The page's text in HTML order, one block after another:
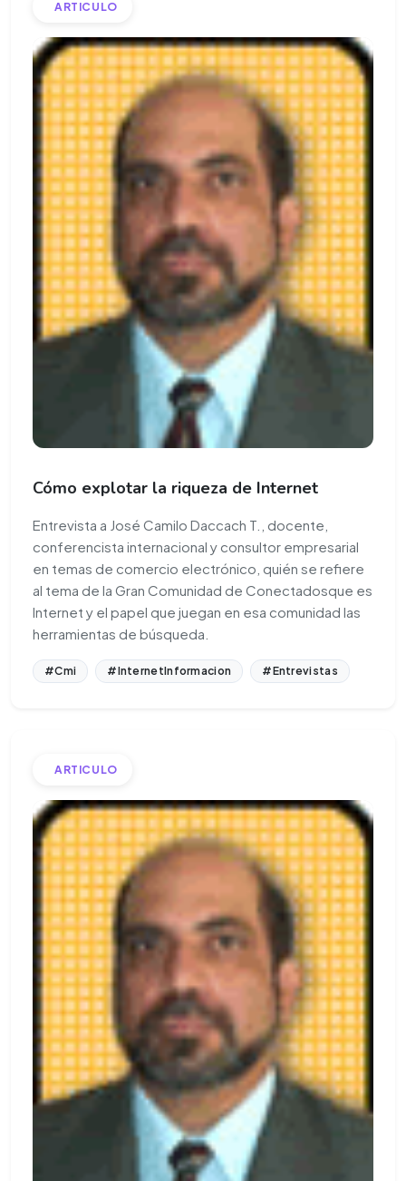
ARTICULO
Cómo explotar la riqueza de Internet
Entrevista a José Camilo Daccach T., docente,
conferencista internacional y consultor empresarial
en temas de comercio electrónico, quién se refiere
al tema de la Gran Comunidad de Conectadosque es
Internet y el papel que juegan en esa comunidad las
herramientas de búsqueda.
#Cmi #InternetInformacion #Entrevistas
ARTICULO